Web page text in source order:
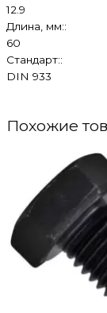
12.9
Длина, мм::
60
Стандарт::
DIN 933
Похожие